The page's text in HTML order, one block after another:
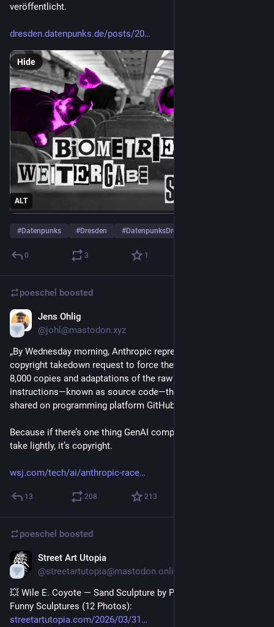
veröffentlicht.
dresden.datenpunks.de/posts/20
ALT
Hide
#Datenpunks #Dresden #DatenpunksDresden
0 3 1
poeschel boosted
Jens Ohlig
@johl@mastodon.xyz
„By Wednesday morning, Anthropic representatives had used a
copyright takedown request to force the removal of more than
8,000 copies and adaptations of the raw Claude Code
instructions—known as source code—that developers had
shared on programming platform GitHub.“
Because if there’s one thing GenAI companies absolutely don’t
take lightly, it’s copyright.
wsj.com/tech/ai/anthropic-race
13 208 213
poeschel boosted
Street Art Utopia
@streetartutopia@mastodon.online
💥 Wile E. Coyote — Sand Sculpture by PUFFERFISH <3 Made
Funny Sculptures (12 Photos):
streetartutopia.com/2026/03/31